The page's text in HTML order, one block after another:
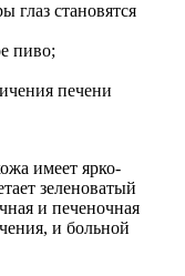
глаз становятся
пиво;
печени
имеет ярко-
зеленоватый
и печеночная
и больной